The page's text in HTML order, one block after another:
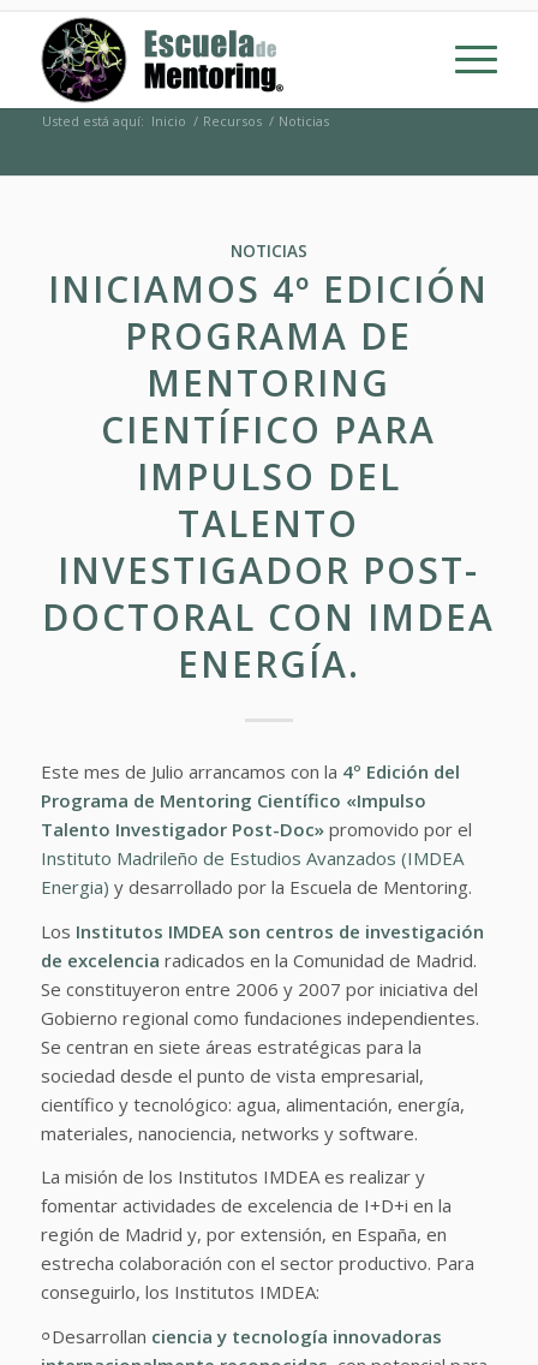
Usted está aquí: Inicio / Recursos / Noticias
NOTICIAS
INICIAMOS 4º EDICIÓN
PROGRAMA DE
MENTORING
CIENTÍFICO PARA
IMPULSO DEL
TALENTO
INVESTIGADOR POST-
DOCTORAL CON IMDEA
ENERGÍA.
Este mes de Julio arrancamos con la 4º Edición del
Programa de Mentoring Científico «Impulso
Talento Investigador Post-Doc»promovido por el
Instituto Madrileño de Estudios Avanzados (IMDEA
Energia) y desarrollado por la Escuela de Mentoring.
Los Institutos IMDEA son centros de investigación
de excelencia radicados en la Comunidad de Madrid.
Se constituyeron entre 2006 y 2007 por iniciativa del
Gobierno regional como fundaciones independientes.
Se centran en siete áreas estratégicas para la
sociedad desde el punto de vista empresarial,
científico y tecnológico: agua, alimentación, energía,
materiales, nanociencia, networks y software.
La misión de los Institutos IMDEA es realizar y
fomentar actividades de excelencia de I+D+i en la
región de Madrid y, por extensión, en España, en
estrecha colaboración con el sector productivo. Para
conseguirlo, los Institutos IMDEA:
𐩒Desarrollan ciencia y tecnología innovadoras